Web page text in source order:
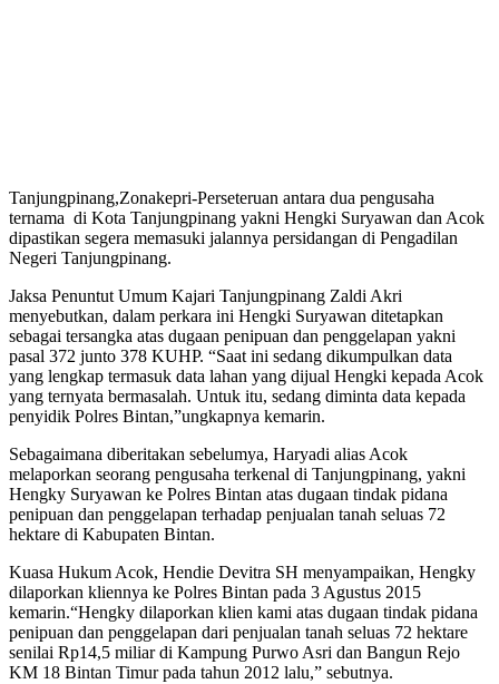
Tanjungpinang,Zonakepri-Perseteruan antara dua pengusaha
ternama di Kota Tanjungpinang yakni Hengki Suryawan dan Acok
dipastikan segera memasuki jalannya persidangan di Pengadilan
Negeri Tanjungpinang.
Jaksa Penuntut Umum Kajari Tanjungpinang Zaldi Akri
menyebutkan, dalam perkara ini Hengki Suryawan ditetapkan
sebagai tersangka atas dugaan penipuan dan penggelapan yakni
pasal 372 junto 378 KUHP. “Saat ini sedang dikumpulkan data
yang lengkap termasuk data lahan yang dijual Hengki kepada Acok
yang ternyata bermasalah. Untuk itu, sedang diminta data kepada
penyidik Polres Bintan,”ungkapnya kemarin.
Sebagaimana diberitakan sebelumya, Haryadi alias Acok
melaporkan seorang pengusaha terkenal di Tanjungpinang, yakni
Hengky Suryawan ke Polres Bintan atas dugaan tindak pidana
penipuan dan penggelapan terhadap penjualan tanah seluas 72
hektare di Kabupaten Bintan.
Kuasa Hukum Acok, Hendie Devitra SH menyampaikan, Hengky
dilaporkan kliennya ke Polres Bintan pada 3 Agustus 2015
kemarin.“Hengky dilaporkan klien kami atas dugaan tindak pidana
penipuan dan penggelapan dari penjualan tanah seluas 72 hektare
senilai Rp14,5 miliar di Kampung Purwo Asri dan Bangun Rejo
KM 18 Bintan Timur pada tahun 2012 lalu,” sebutnya.